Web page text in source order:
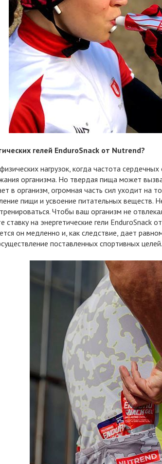
гелей EnduroSnack от Nutrend?
нагрузок, когда частота
организма. Но твердая пища может
в организм, огромная часть сил уходит на
пищи и усвоение питательных веществ.
Чтобы ваш организм не
ставку на энергетические гели
он медленно и, как следствие, дает
поставленных спортивных целей.